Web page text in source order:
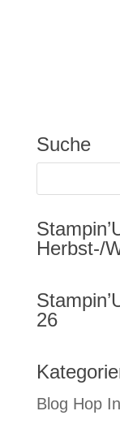
Suche
Herbst-/
26
Blog Hop